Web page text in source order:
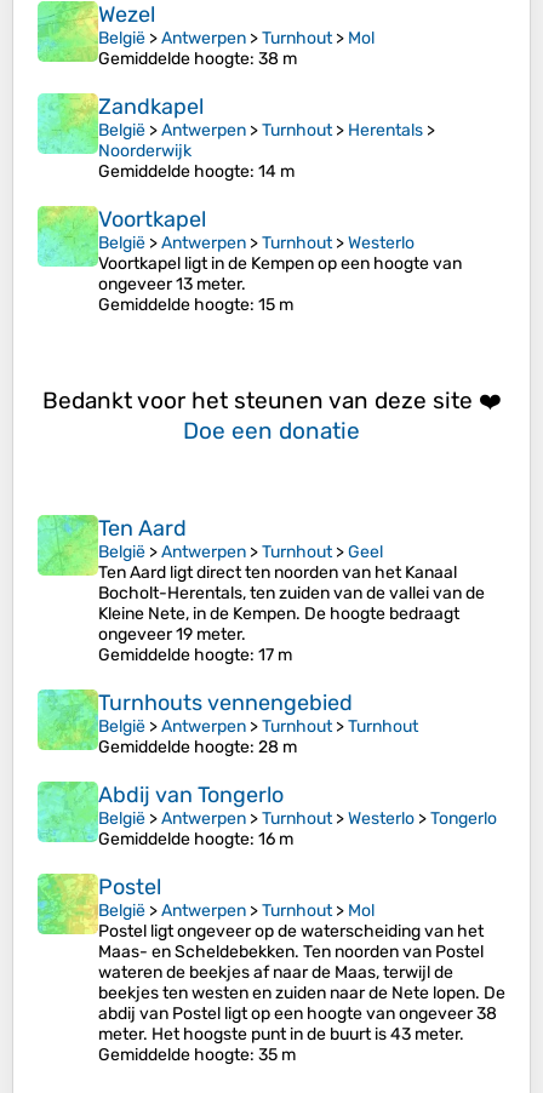
Wezel
België >Antwerpen >Turnhout> Mol
Gemiddelde hoogte: 38 m
Zandkapel
België >Antwerpen >Turnhout> Herentals >
Noorderwijk
Gemiddelde hoogte: 14 m
Voortkapel
België >Antwerpen >Turnhout>Westerlo
Voortkapel ligt in de Kempen op een hoogte van
ongeveer 13 meter.
Gemiddelde hoogte: 15 m
Bedankt voor het steunen van deze site ❤️
Doe een donatie
Ten Aard
België >Antwerpen >Turnhout>Geel
Ten Aard ligt direct ten noorden van het Kanaal
Bocholt-Herentals, ten zuiden van de vallei van de
Kleine Nete, in de Kempen. De hoogte bedraagt
ongeveer 19 meter.
Gemiddelde hoogte: 17 m
Turnhouts vennengebied
België >Antwerpen >Turnhout>Turnhout
Gemiddelde hoogte: 28 m
Abdij van Tongerlo
België >Antwerpen >Turnhout>Westerlo >Tongerlo
Gemiddelde hoogte: 16 m
Postel
België >Antwerpen >Turnhout> Mol
Postel ligt ongeveer op de waterscheiding van het
Maas- en Scheldebekken. Ten noorden van Postel
wateren de beekjes af naar de Maas, terwijl de
beekjes ten westen en zuiden naar de Nete lopen. De
abdij van Postel ligt op een hoogte van ongeveer 38
meter. Het hoogste punt in de buurt is 43 meter.
Gemiddelde hoogte: 35 m